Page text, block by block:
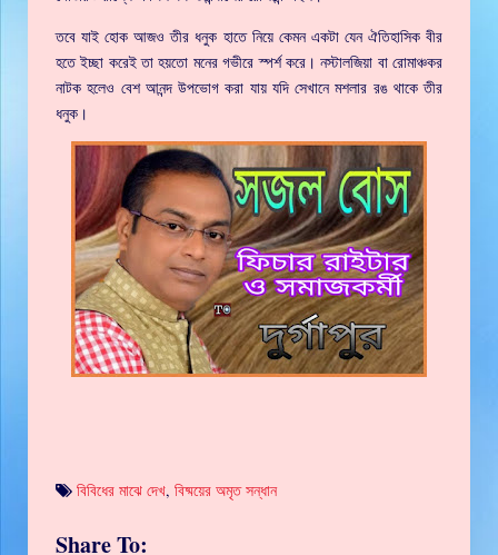
তবে যাই হোক আজও তীর ধনুক হাতে নিয়ে কেমন একটা যেন ঐতিহাসিক বীর
হতে ইচ্ছা করেই তা হয়তো মনের গভীরে স্পর্শ করে। নস্টালজিয়া বা রোমাঞ্চকর
নাটক হলেও বেশ আনন্দ উপভোগ করা যায় যদি সেখানে মশলার রঙ থাকে তীর
ধনুক।
বিবিধের মাঝে দেখ, বিষ্ময়ের অমৃত সন্ধান
Share To: